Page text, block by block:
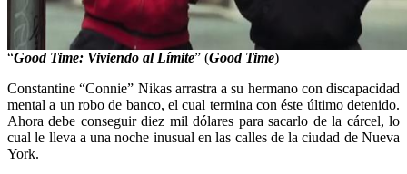
“Good Time: Viviendo al Límite” (Good Time)
Constantine “Connie” Nikas arrastra a su hermano con discapacidad
mental a un robo de banco, el cual termina con éste último detenido.
Ahora debe conseguir diez mil dólares para sacarlo de la cárcel, lo
cual le lleva a una noche inusual en las calles de la ciudad de Nueva
York.